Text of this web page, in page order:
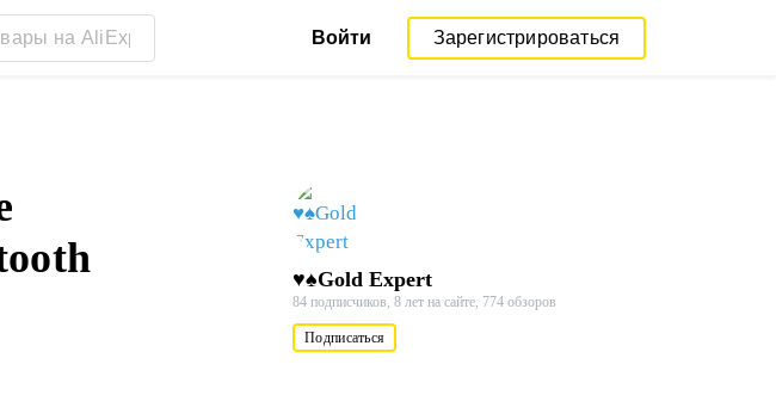
Войти Зарегистрироваться
♥♠Gold Expert
84 подписчиков, 8 лет на сайте, 774 обзоров
Подписаться